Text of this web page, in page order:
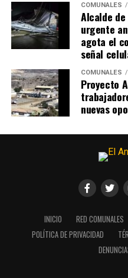
COMUNALES
Alcalde
urgente
agota el
señal
COMUNALES
Proyecto
nuevas
INICIO RED COMUNALES
POLÍTICA DE PRIVACIDAD